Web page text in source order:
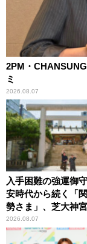
2PM・
ミ
2026.08.07
入手困難の強運御
安時代から続く「
勢さま」、芝大神
パンプスが合格祈願
2026.08.07